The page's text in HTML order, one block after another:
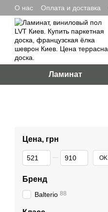
Перейти к основному контенту
О нас Оплата и доставка
Ламинат
Цена, грн
От Цена, грн
До Цена, грн OK
Бренд
Balterio 88